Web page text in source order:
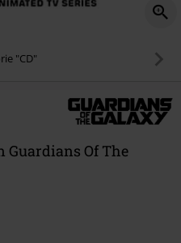
"CD"
Guardians Of The